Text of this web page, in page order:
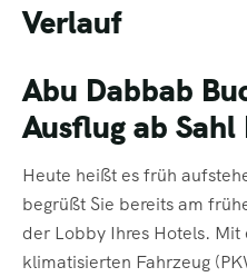
Verlauf
Abu Dabbab
Ausflug ab Sahl
Heute heißt es früh
begrüßt Sie bereits am
der Lobby Ihres Hotels.
klimatisierten Fahrzeug